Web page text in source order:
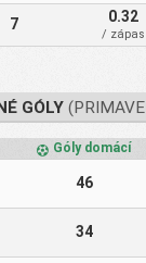
7 0.32
/ zápas
GÓLY
Góly domácí
46
34